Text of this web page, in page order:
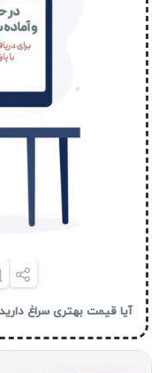
آیا قیمت بهتری سراغ